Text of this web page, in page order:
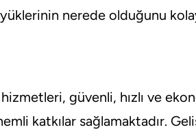
nerede olduğunu
hizmetleri, güvenli, hızlı ve
katkılar sağlamaktadır.